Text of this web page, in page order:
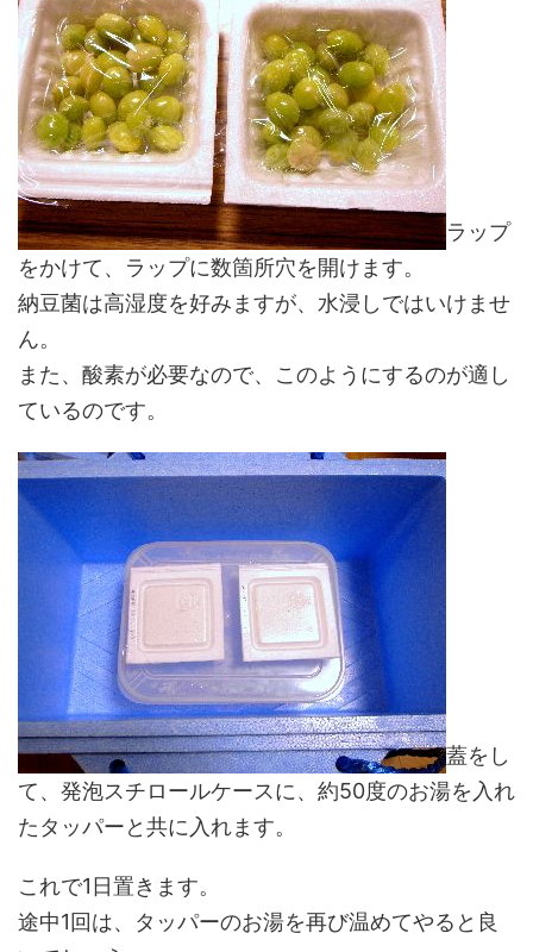
ラップ
をかけて、ラップに数箇所穴を開けます。
納豆菌は高湿度を好みますが、水浸しではいけませ
ん。
また、酸素が必要なので、このようにするのが適し
ているのです。
蓋をし
て、発泡スチロールケースに、約50度のお湯を入れ
たタッパーと共に入れます。
これで1日置きます。
途中1回は、タッパーのお湯を再び温めてやると良